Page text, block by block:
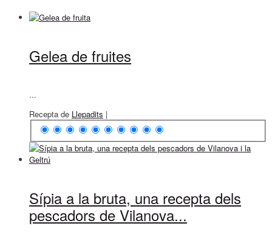
Gelea de fruites
...
Recepta de Llepadits |
Sípia a la bruta, una recepta dels
pescadors de Vilanova...